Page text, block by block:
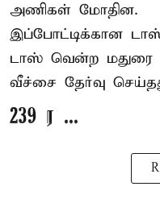
அணிகள் மோதின.
இப்போட்டிக்கான
டாஸ் வென்ற மதுரை
வீச்சை தேர்வு
239 ர ...